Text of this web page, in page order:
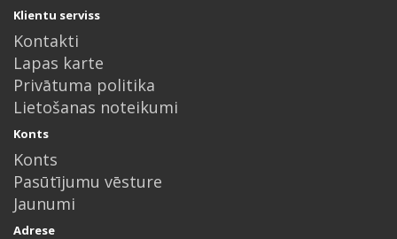
Klientu serviss
Kontakti
Lapas karte
Privātuma politika
Lietošanas noteikumi
Konts
Konts
Pasūtījumu vēsture
Jaunumi
Adrese